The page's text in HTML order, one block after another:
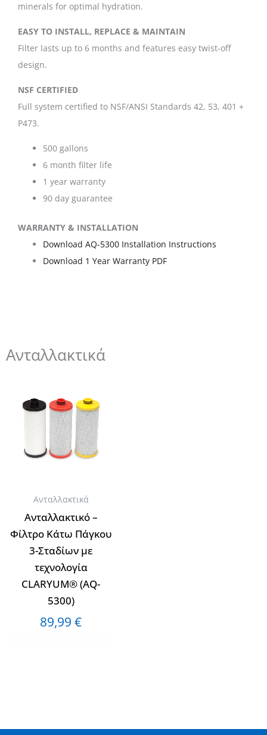
minerals for optimal hydration.
EASY TO INSTALL, REPLACE & MAINTAIN
Filter lasts up to 6 months and features easy twist-off
design.
NSF CERTIFIED
Full system certified to NSF/ANSI Standards 42, 53, 401 +
P473.
500 gallons
6 month filter life
1 year warranty
90 day guarantee
WARRANTY & INSTALLATION
Download AQ-5300 Installation Instructions
Download 1 Year Warranty PDF
Ανταλλακτικά
Ανταλλακτικά
Ανταλλακτικό –
Φίλτρο Κάτω Πάγκου
3-Σταδίων με
τεχνολογία
CLARYUM® (AQ-
5300)
89,99 €